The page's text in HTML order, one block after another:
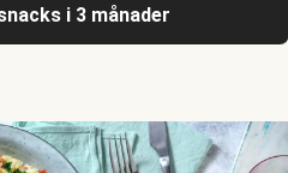
i 3 månader